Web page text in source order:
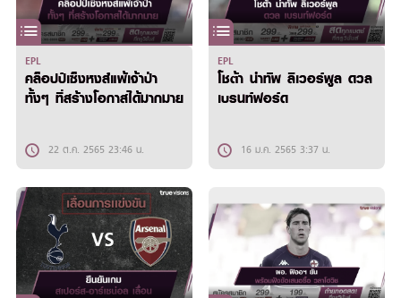
EPL
คล็อปป์เซ็งหงส์แพ้เจ้าป่า
ทั้งๆ ที่สร้างโอกาสได้มากมาย
22 ต.ค. 2565 23:46 น.
EPL
โชต้า นำทัพ ลิเวอร์พูล ดวล
เบรนท์ฟอร์ด
16 ม.ค. 2565 3:37 น.